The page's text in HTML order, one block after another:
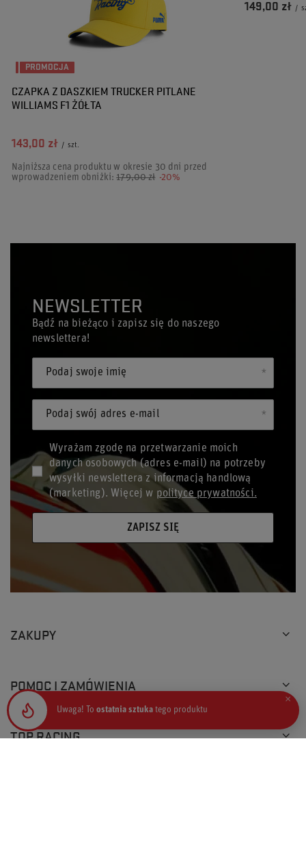
PROMOCJA
CZAPKA Z DASZKIEM TRUCKER PITLANE
WILLIAMS F1 ŻÓŁTA
143,00 zł / szt.
Najniższa cena produktu w okresie 30 dni przed
wprowadzeniem obniżki:179,00 zł -20%
149,00 zł /
NEWSLETTER
Bądź na bieżąco i zapisz się do naszego
newslettera!
Podaj swoje imię
Podaj swój adres e-mail
Wyrażam zgodę na przetwarzanie moich
danych osobowych (adres e-mail) na potrzeby
wysyłki newslettera z informacją handlową
(marketing). Więcej w polityce prywatności.
ZAPISZ SIĘ
ZAKUPY
POMOC I ZAMÓWIENIA
TOP RACING
Uwaga! To ostatnia sztuka tego produktu
×